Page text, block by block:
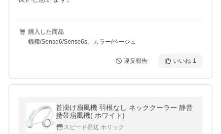
購入した商品
機種/Sense6/Sense6s、カラー/ベージュ
違反報告 いいね 1
首掛け扇風機 羽根なし ネッククーラー 静音
携帯扇風機( ホワイト)
スピード発送 ホリック